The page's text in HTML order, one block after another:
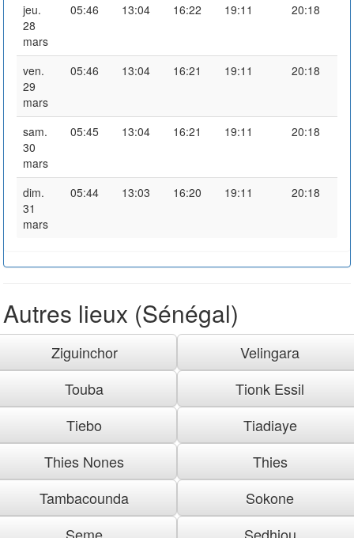
jeu.
28
mars
05:46 13:04 16:22 19:11 20:18
ven.
29
mars
05:46 13:04 16:21 19:11 20:18
sam.
30
mars
05:45 13:04 16:21 19:11 20:18
dim.
31
mars
05:44 13:03 16:20 19:11 20:18
Autres lieux (Sénégal)
Ziguinchor
Velingara
Touba
Tionk Essil
Tiebo
Tiadiaye
Thies Nones
Thies
Tambacounda
Sokone